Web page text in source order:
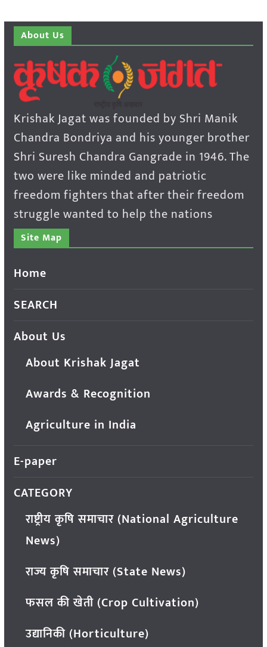
About Us
Krishak Jagat was founded by Shri Manik
Chandra Bondriya and his younger brother
Shri Suresh Chandra Gangrade in 1946. The
two were like minded and patriotic
freedom fighters that after their freedom
struggle wanted to help the nations
Site Map
Home
SEARCH
About Us
About Krishak Jagat
Awards & Recognition
Agriculture in India
E-paper
CATEGORY
राष्ट्रीय कृषि समाचार (National Agriculture
News)
राज्य कृषि समाचार (State News)
फसल की खेती (Crop Cultivation)
उद्यानिकी (Horticulture)